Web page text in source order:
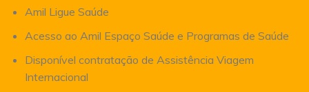
Amil Ligue Saúde
Acesso ao Amil Espaço Saúde e Programas de Saúde
Disponível contratação de Assistência Viagem
Internacional